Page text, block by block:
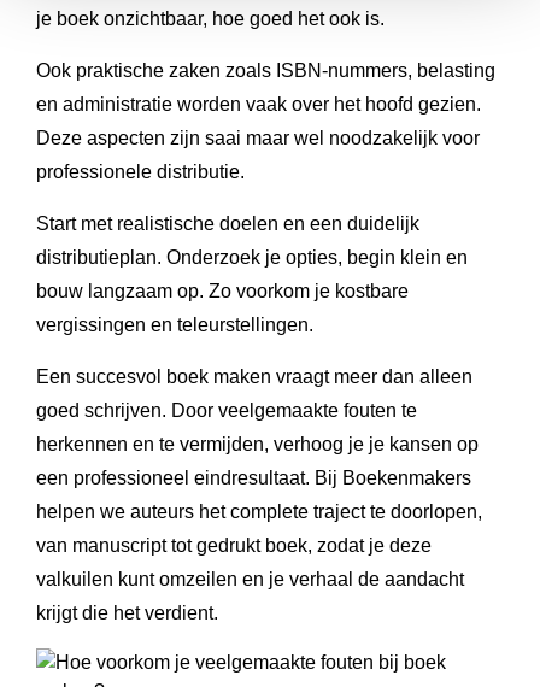
je boek onzichtbaar, hoe goed het ook is.
Ook praktische zaken zoals ISBN-nummers, belasting
en administratie worden vaak over het hoofd gezien.
Deze aspecten zijn saai maar wel noodzakelijk voor
professionele distributie.
Start met realistische doelen en een duidelijk
distributieplan. Onderzoek je opties, begin klein en
bouw langzaam op. Zo voorkom je kostbare
vergissingen en teleurstellingen.
Een succesvol boek maken vraagt meer dan alleen
goed schrijven. Door veelgemaakte fouten te
herkennen en te vermijden, verhoog je je kansen op
een professioneel eindresultaat. Bij Boekenmakers
helpen we auteurs het complete traject te doorlopen,
van manuscript tot gedrukt boek, zodat je deze
valkuilen kunt omzeilen en je verhaal de aandacht
krijgt die het verdient.